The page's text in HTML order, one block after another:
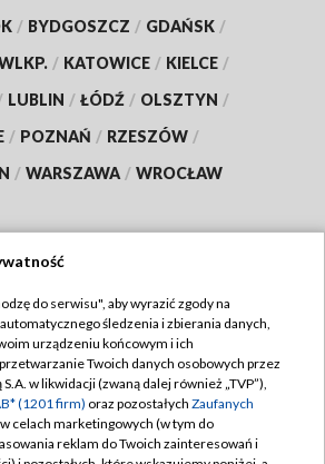
/ BYDGOSZCZ / GDAŃSK /
/ KATOWICE / KIELCE /
LUBLIN / ŁÓDŹ / OLSZTYN /
/ POZNAŃ / RZESZÓW /
/ WARSZAWA / WROCŁAW
TVP
TVP
Regulamin TVP
Polityka prywatności
Moje zgody
do serwisu", aby wyrazić zgody na
śledzenia i zbierania danych,
urządzeniu końcowym i ich
Twoich danych osobowych przez
w likwidacji (zwaną dalej również „TVP”),
(1201 firm) oraz pozostałych Zaufanych
celach marketingowych (w tym do
reklam do Twoich zainteresowań i